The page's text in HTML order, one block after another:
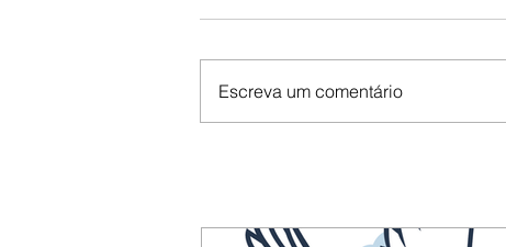
Escreva um comentário